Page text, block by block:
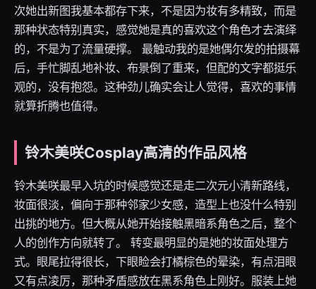
次她出新图我基本都存下来，不是因为妆有多精致，而是
那种状态特别真实，感觉她是真的喜欢这个角色才去演绎
的，不是为了流量硬撑。 最触动我的是她偶尔发的拍摄幕
后，手忙脚乱地补妆、布景倒了重来，但配的文字都挺乐
观的，没有抱怨。这种劲儿确实会让人觉得，喜欢的事情
就算折腾也值得。
铃木美咲Cosplay高清的作品风格
铃木美咲最早入坑的时候感觉还是走二次元小清新路线，
妆面很淡，偏向于那种邻家少女感，造型上也没什么特别
出挑的地方。但大概从她开始接触黑暗系角色之后，整个
人的创作方向就转了。 转变最明显的是她的妆面处理方
式。眼尾拉得很长，下眼睑会打橘棕色的晕染，有点泪眼
又有点凌厉，那种矛盾感放在黑系角色上刚好。服装上她